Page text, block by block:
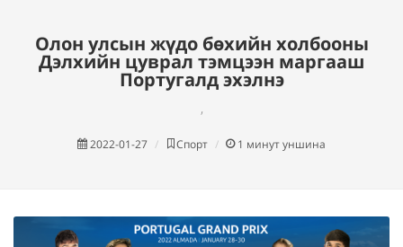
Олон улсын жүдо бөхийн холбооны
Дэлхийн цуврал тэмцээн маргааш
Португалд эхэлнэ
,
2022-01-27 Спорт 1 минут уншина